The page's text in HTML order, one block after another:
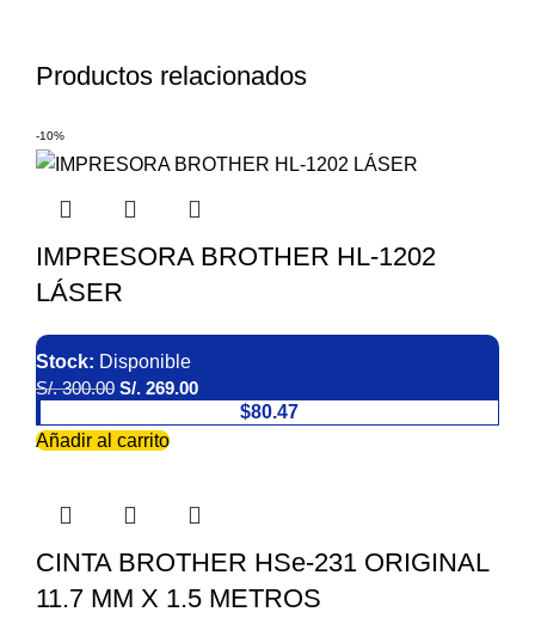
Productos relacionados
-10%
IMPRESORA BROTHER HL-1202
LÁSER
Stock: Disponible
S/.300.00 S/. 269.00
$80.47
Añadir al carrito
CINTA BROTHER HSe-231 ORIGINAL
11.7 MM X 1.5 METROS